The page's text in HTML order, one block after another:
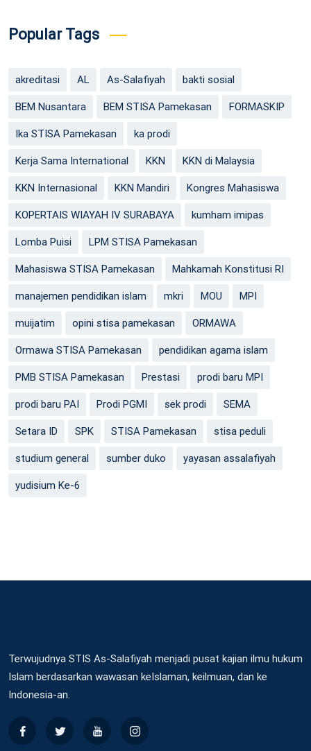
Popular Tags
akreditasi AL As-Salafiyah bakti sosial
BEM Nusantara BEM STISA Pamekasan FORMASKIP
Ika STISA Pamekasan ka prodi
Kerja Sama International KKN KKN di Malaysia
KKN Internasional KKN Mandiri Kongres Mahasiswa
KOPERTAIS WIAYAH IV SURABAYA kumham imipas
Lomba Puisi LPM STISA Pamekasan
Mahasiswa STISA Pamekasan Mahkamah Konstitusi RI
manajemen pendidikan islam mkri MOU MPI
muijatim opini stisa pamekasan ORMAWA
Ormawa STISA Pamekasan pendidikan agama islam
PMB STISA Pamekasan Prestasi prodi baru MPI
prodi baru PAI Prodi PGMI sek prodi SEMA
Setara ID SPK STISA Pamekasan stisa peduli
studium general sumber duko yayasan assalafiyah
yudisium Ke-6
Terwujudnya STIS As-Salafiyah menjadi pusat kajian ilmu hukum
Islam berdasarkan wawasan keIslaman, keilmuan, dan ke
Indonesia-an.